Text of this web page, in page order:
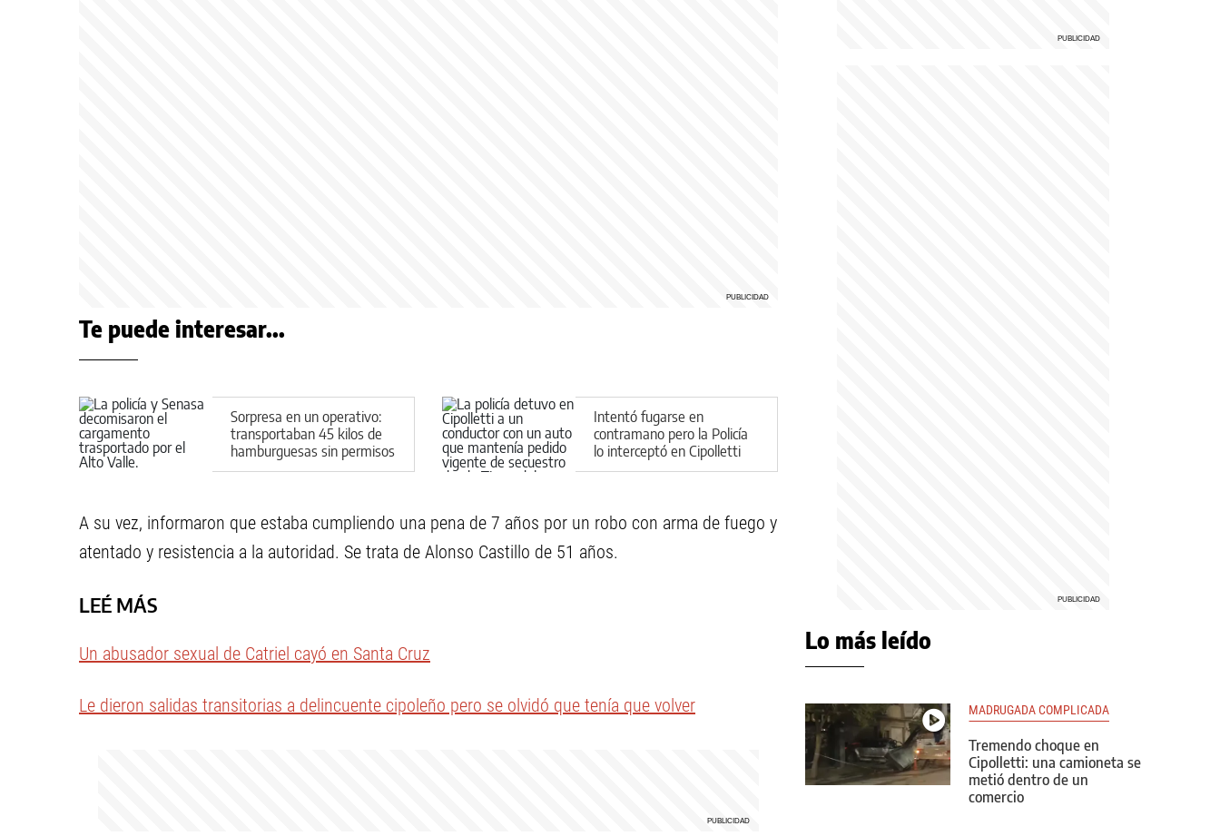
Te puede interesar...
Sorpresa en un operativo:
transportaban 45 kilos de
hamburguesas sin permisos
por ruta 22
Intentó fugarse en
contramano pero la Policía
lo interceptó en Cipolletti
A su vez, informaron que estaba cumpliendo una pena de 7 años por un robo con arma de fuego y
atentado y resistencia a la autoridad. Se trata de Alonso Castillo de 51 años.
LEÉ MÁS
Un abusador sexual de Catriel cayó en Santa Cruz
Le dieron salidas transitorias a delincuente cipoleño pero se olvidó que tenía que volver
Lo más leído
MADRUGADA COMPLICADA
Tremendo choque en
Cipolletti: una camioneta se
metió dentro de un
comercio